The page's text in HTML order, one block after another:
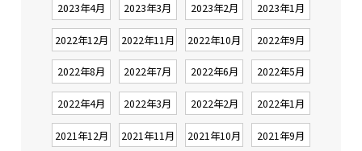
2023年4月 2023年3月 2023年2月 2023年1月
2022年12月 2022年11月 2022年10月 2022年9月
2022年8月 2022年7月 2022年6月 2022年5月
2022年4月 2022年3月 2022年2月 2022年1月
2021年12月 2021年11月 2021年10月 2021年9月